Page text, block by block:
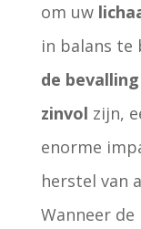
om uw
in balans te
de bevalling
zinvol zijn,
enorme
herstel van
Wanneer